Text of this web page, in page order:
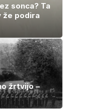
sonca? Ta
že podira
žrtvijo –